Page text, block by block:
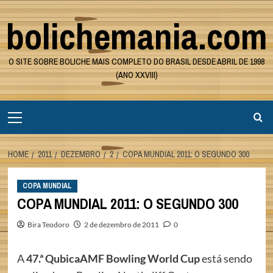
Skip
to
content
bolichemania.com
O SITE SOBRE BOLICHE MAIS COMPLETO DO BRASIL DESDE ABRIL DE 1998
(ANO XXVIII)
Menu
HOME 2011 DEZEMBRO 2 COPA MUNDIAL 2011: O SEGUNDO 300
COPA MUNDIAL
COPA MUNDIAL 2011: O SEGUNDO 300
Bira Teodoro 2 de dezembro de 2011 0
A47.ª QubicaAMF Bowling World Cupestá sendo